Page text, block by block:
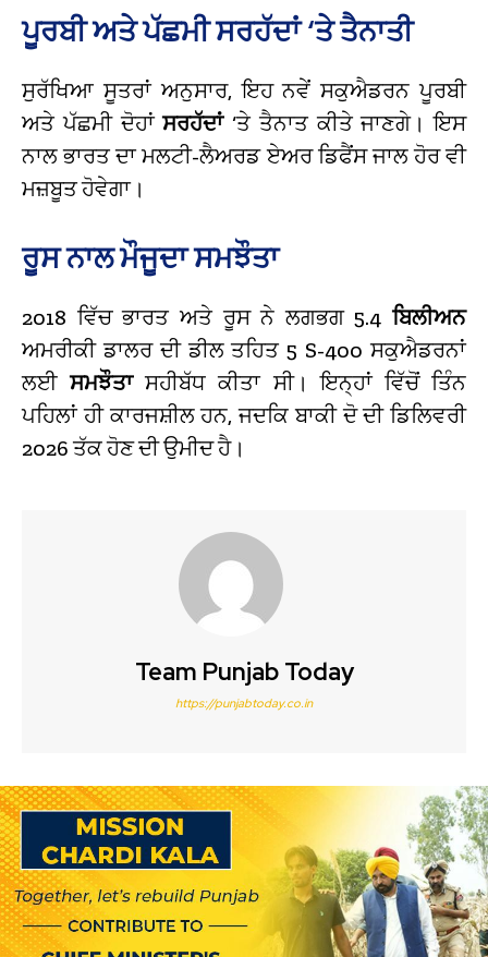
ਪੂਰਬੀ ਅਤੇ ਪੱਛਮੀ ਸਰਹੱਦਾਂ ‘ਤੇ ਤੈਨਾਤੀ
ਸੁਰੱਖਿਆ ਸੂਤਰਾਂ ਅਨੁਸਾਰ, ਇਹ ਨਵੇਂ ਸਕੁਐਡਰਨ ਪੂਰਬੀ
ਅਤੇ ਪੱਛਮੀ ਦੋਹਾਂਸਰਹੱਦਾਂ‘ਤੇ ਤੈਨਾਤ ਕੀਤੇ ਜਾਣਗੇ। ਇਸ
ਨਾਲ ਭਾਰਤ ਦਾ ਮਲਟੀ-ਲੈਅਰਡ ਏਅਰ ਡਿਫੈਂਸ ਜਾਲ ਹੋਰ ਵੀ
ਮਜ਼ਬੂਤ ਹੋਵੇਗਾ।
ਰੂਸ ਨਾਲ ਮੌਜੂਦਾ ਸਮਝੌਤਾ
2018 ਵਿੱਚ ਭਾਰਤ ਅਤੇ ਰੂਸ ਨੇ ਲਗਭਗ 5.4ਬਿਲੀਅਨ
ਅਮਰੀਕੀ ਡਾਲਰ ਦੀ ਡੀਲ ਤਹਿਤ 5 S-400 ਸਕੁਐਡਰਨਾਂ
ਲਈਸਮਝੌਤਾਸਹੀਬੱਧ ਕੀਤਾ ਸੀ। ਇਨ੍ਹਾਂ ਵਿੱਚੋਂ ਤਿੰਨ
ਪਹਿਲਾਂ ਹੀ ਕਾਰਜਸ਼ੀਲ ਹਨ, ਜਦਕਿ ਬਾਕੀ ਦੋ ਦੀ ਡਿਲਿਵਰੀ
2026 ਤੱਕ ਹੋਣ ਦੀ ਉਮੀਦ ਹੈ।
Team Punjab Today
https://punjabtoday.co.in